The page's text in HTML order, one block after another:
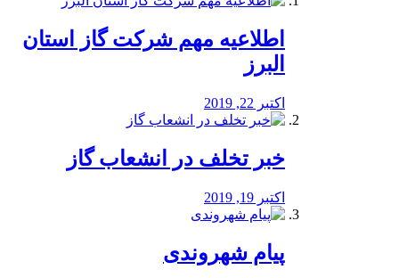
️اطلاعیه مهم شرکت گاز استان
البرز
اکتبر 22, 2019
خبر تخلف در انشعاب گاز
اکتبر 19, 2019
پیام شهروندی